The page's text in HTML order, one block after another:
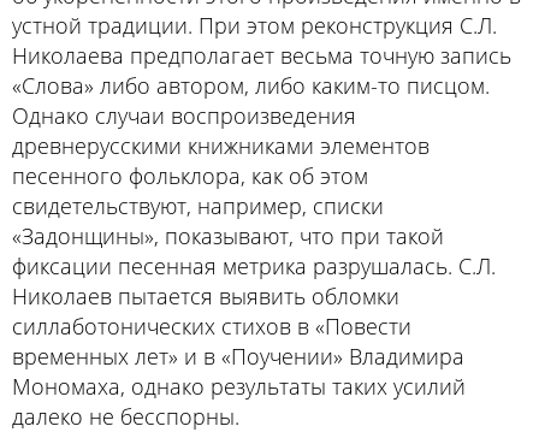
устной традиции. При этом реконструкция С.Л.
Николаева предполагает весьма точную запись
«Слова» либо автором, либо каким-то писцом.
Однако случаи воспроизведения
древнерусскими книжниками элементов
песенного фольклора, как об этом
свидетельствуют, например, списки
«Задонщины», показывают, что при такой
фиксации песенная метрика разрушалась. С.Л.
Николаев пытается выявить обломки
силлаботонических стихов в «Повести
временных лет» и в «Поучении» Владимира
Мономаха, однако результаты таких усилий
далеко не бесспорны.